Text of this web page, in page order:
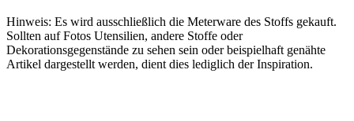
Hinweis: Es wird ausschließlich die Meterware des Stoffs gekauft.
Sollten auf Fotos Utensilien, andere Stoffe oder
Dekorationsgegenstände zu sehen sein oder beispielhaft genähte
Artikel dargestellt werden, dient dies lediglich der Inspiration.